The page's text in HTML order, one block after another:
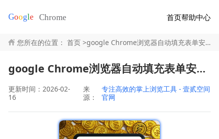
首页帮助中心
您所在的位置： 首页 >google Chrome浏览器自动填充表单安全分析
google Chrome浏览器自动填充表单安全分析
更新时间：2026-02-
16
来
源：
专注高效的掌上浏览工具 - 壹贰空间
官网